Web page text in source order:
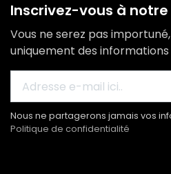
Inscrivez-vous à
Vous ne serez pas
uniquement des
Nous ne partagerons jamais vos
Politique de confidentialité